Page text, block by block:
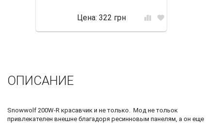
Цена: 322 грн
ОПИСАНИЕ
Snowwolf 200W-R красавчик и не только. Мод не тольок
привлекателен внешне благадоря ресинновым панелям, а он еще